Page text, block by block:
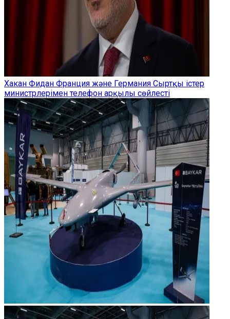
Хакан Фидан Франция және Германия Сыртқы істер
министрлерімен телефон арқылы сөйлесті